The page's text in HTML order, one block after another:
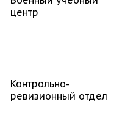
центр
Контрольно-
ревизионный отдел